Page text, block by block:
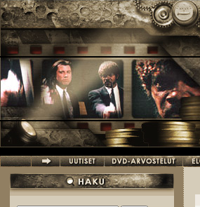
Hyppää pääsisältöön